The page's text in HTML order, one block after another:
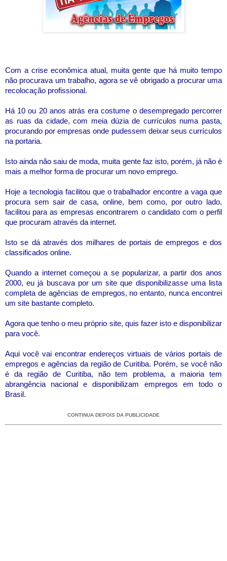
Com a crise econômica atual, muita gente que há muito tempo
não procurava um trabalho, agora se vê obrigado a procurar uma
recolocação profissional.
Há 10 ou 20 anos atrás era costume o desempregado percorrer
as ruas da cidade, com meia dúzia de currículos numa pasta,
procurando por empresas onde pudessem deixar seus currículos
na portaria.
Isto ainda não saiu de moda, muita gente faz isto, porém, já não é
mais a melhor forma de procurar um novo emprego.
Hoje a tecnologia facilitou que o trabalhador encontre a vaga que
procura sem sair de casa, online, bem como, por outro lado,
facilitou para as empresas encontrarem o candidato com o perfil
que procuram através da internet.
Isto se dá através dos milhares de portais de empregos e dos
classificados online.
Quando a internet começou a se popularizar, a partir dos anos
2000, eu já buscava por um site que disponibilizasse uma lista
completa de agências de empregos, no entanto, nunca encontrei
um site bastante completo.
Agora que tenho o meu próprio site, quis fazer isto e disponibilizar
para você.
Aqui você vai encontrar endereços virtuais de vários portais de
empregos e agências da região de Curitiba. Porém, se você não
é da região de Curitiba, não tem problema, a maioria tem
abrangência nacional e disponibilizam empregos em todo o
Brasil.
CONTINUA DEPOIS DA PUBLICIDADE